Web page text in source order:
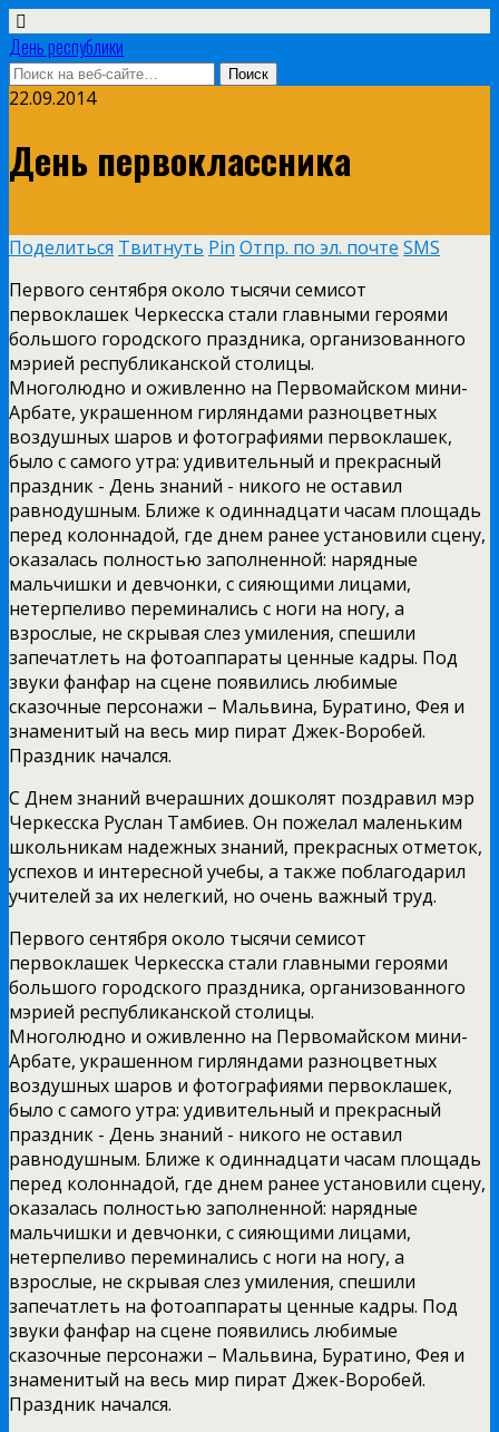
День республики
22.09.2014
День первоклассника
Поделиться Твитнуть Pin Отпр. по эл. почте SMS
Первого сентября около тысячи семисот
первоклашек Черкесска стали главными героями
большого городского праздника, организованного
мэрией республиканской столицы.
Многолюдно и оживленно на Первомайском мини­-
Арбате, украшенном гирляндами разноцветных
воздушных шаров и фотографиями первоклашек,
было с самого утра: удивительный и прекрасный
праздник ­- День знаний ­- никого не оставил
равнодушным. Ближе к одиннадцати часам площадь
перед колоннадой, где днем ранее установили сцену,
оказалась полностью заполненной: нарядные
мальчишки и девчонки, с сияющими лицами,
нетерпеливо переминались с ноги на ногу, а
взрослые, не скрывая слез умиления, спешили
запечатлеть на фотоаппараты ценные кадры. Под
звуки фанфар на сцене появились любимые
сказочные персонажи – Мальвина, Буратино, Фея и
знаменитый на весь мир пират Джек-­Воробей.
Праздник начался.
С Днем знаний вчерашних дошколят поздравил мэр
Черкесска Руслан Тамбиев. Он пожелал маленьким
школьникам надежных знаний, прекрасных отметок,
успехов и интересной учебы, а также поблагодарил
учителей за их нелегкий, но очень важный труд.
Первого сентября около тысячи семисот
первоклашек Черкесска стали главными героями
большого городского праздника, организованного
мэрией республиканской столицы.
Многолюдно и оживленно на Первомайском мини­-
Арбате, украшенном гирляндами разноцветных
воздушных шаров и фотографиями первоклашек,
было с самого утра: удивительный и прекрасный
праздник ­- День знаний ­- никого не оставил
равнодушным. Ближе к одиннадцати часам площадь
перед колоннадой, где днем ранее установили сцену,
оказалась полностью заполненной: нарядные
мальчишки и девчонки, с сияющими лицами,
нетерпеливо переминались с ноги на ногу, а
взрослые, не скрывая слез умиления, спешили
запечатлеть на фотоаппараты ценные кадры. Под
звуки фанфар на сцене появились любимые
сказочные персонажи – Мальвина, Буратино, Фея и
знаменитый на весь мир пират Джек-­Воробей.
Праздник начался.